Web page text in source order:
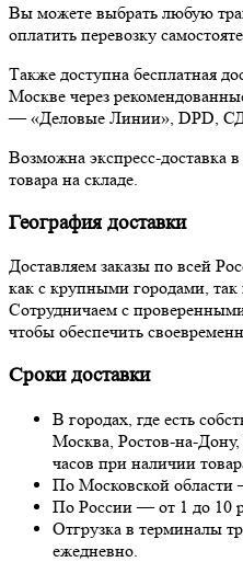
Вы можете выбрать любую
оплатить перевозку
Также доступна бесплатная
Москве через
— «Деловые Линии», DPD,
Возможна экспресс-доставка
товара на складе.
География доставки
Доставляем заказы по всей
как с крупными городами,
Сотрудничаем с
чтобы обеспечить
Сроки доставки
В городах, где есть
Москва, Ростов-на-
часов при наличии
По Московской
По России — от 1 до 10
Отгрузка в терминалы
ежедневно.